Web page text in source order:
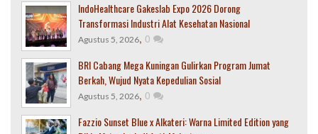
IndoHealthcare Gakeslab Expo 2026 Dorong
Transformasi Industri Alat Kesehatan Nasional
Agustus 5, 2026, 0
BRI Cabang Mega Kuningan Gulirkan Program Jumat
Berkah, Wujud Nyata Kepedulian Sosial
Agustus 5, 2026, 0
Fazzio Sunset Blue x Alkateri: Warna Limited Edition yang